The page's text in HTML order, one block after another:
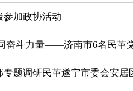
参加政协活动
奋斗力量——济南市6名民革
题调研民革遂宁市委会安居